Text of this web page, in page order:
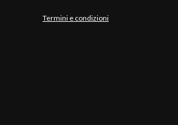
Termini e condizioni